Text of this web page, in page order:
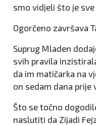
smo vidjeli što je
Ogorčeno završava
Suprug Mladen
svih pravila
da im matičarka na
on sedam dana prije
Što se točno
naslutiti da Zijadi